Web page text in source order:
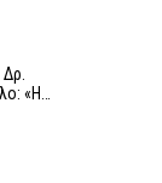
«Η…